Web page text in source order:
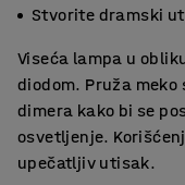
Stvorite dramski
Viseća lampa u
diodom. Pruža meko
dimera kako bi se
osvetljenje.
upečatljiv utisak.